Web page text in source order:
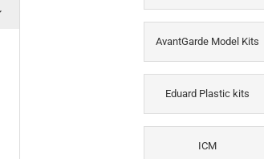
AvantGarde Model Kits
Eduard Plastic kits
ICM